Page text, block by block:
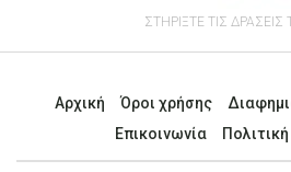
ΣΤΗΡΙΞΤΕ ΤΙΣ ΔΡΑΣΕΙΣ
Αρχική Όροι χρήσης
Επικοινωνία